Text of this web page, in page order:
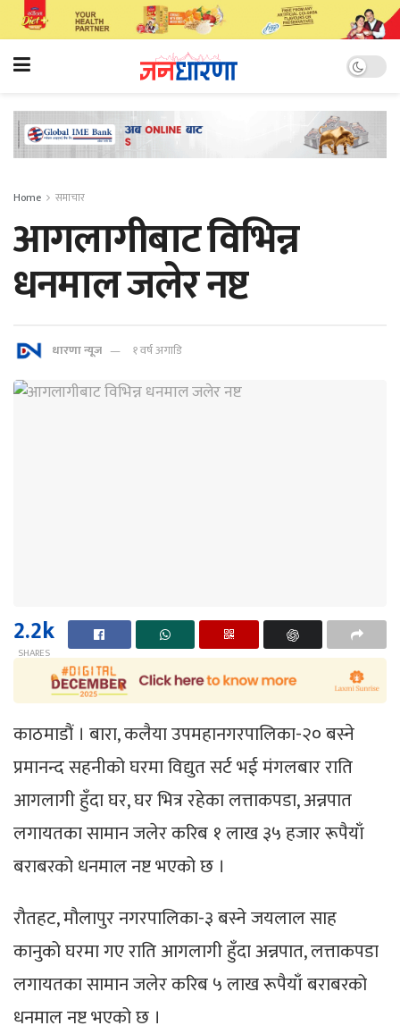
Home समाचार
आगलागीबाट विभिन्न
धनमाल जलेर नष्ट
धारणा न्यूज १ वर्ष अगाडि
2.2k
SHARES
काठमाडौं । बारा, कलैया उपमहानगरपालिका-२० बस्ने
प्रमानन्द सहनीको घरमा विद्युत सर्ट भई मंगलबार राति
आगलागी हुँदा घर, घर भित्र रहेका लत्ताकपडा, अन्नपात
लगायतका सामान जलेर करिब १ लाख ३५ हजार रूपैयाँ
बराबरको धनमाल नष्ट भएको छ ।
रौतहट, मौलापुर नगरपालिका-३ बस्ने जयलाल साह
कानुको घरमा गए राति आगलागी हुँदा अन्नपात, लत्ताकपडा
लगायतका सामान जलेर करिब ५ लाख रूपैयाँ बराबरको
धनमाल नष्ट भएको छ ।